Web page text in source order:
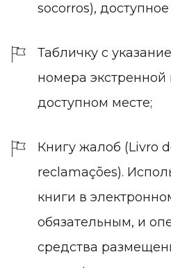
socorros),
Табличку с
номера экстренной
доступном месте;
Книгу жалоб (Livro
reclamações).
книги в
обязательным, и
средства